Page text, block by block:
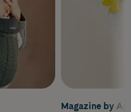
Magazine by